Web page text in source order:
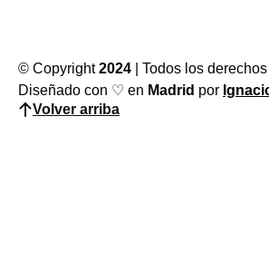
© Copyright2024 | Todos los derechos
Diseñado con ♡ en Madrid por
Volver arriba